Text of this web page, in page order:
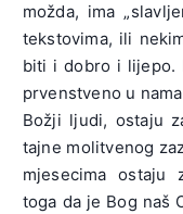
možda, ima
tekstovima, ili
biti i dobro i lijepo.
prvenstveno u
Božji ljudi, ostaju
tajne molitvenog
mjesecima ostaju
toga da je Bog naš